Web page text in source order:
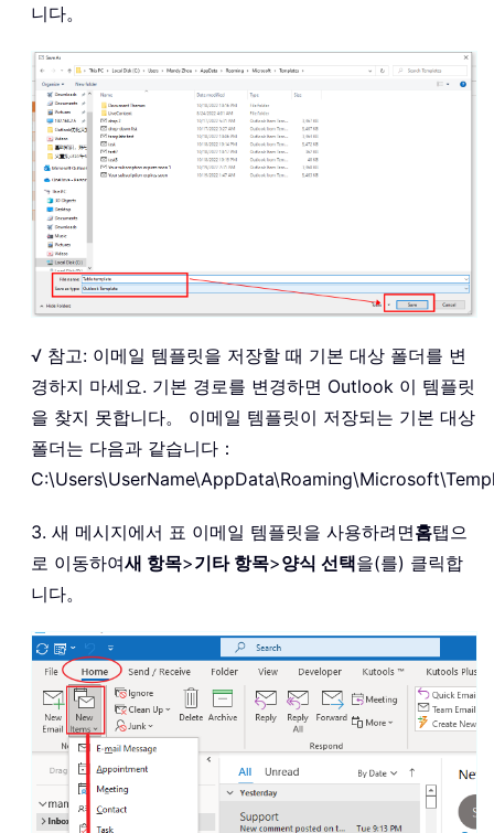
니다。
√ 참고: 이메일 템플릿을 저장할 때 기본 대상 폴더를 변
경하지 마세요. 기본 경로를 변경하면 Outlook 이 템플릿
을 찾지 못합니다。 이메일 템플릿이 저장되는 기본 대상
폴더는 다음과 같습니다：
3. 새 메시지에서 표 이메일 템플릿을 사용하려면홈탭으
로 이동하여새 항목>기타 항목>양식 선택을(를) 클릭합
니다。